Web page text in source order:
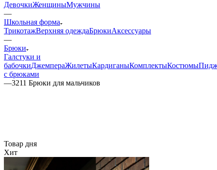
ДевочкиЖенщиныМужчины
—
Школьная форма
ТрикотажВерхняя одеждаБрюкиАксессуары
—
Брюки
Галстуки и
бабочкиДжемпераЖилетыКардиганыКомплектыКостюмы
с брюками
—3211 Брюки для мальчиков
Товар дня
Хит